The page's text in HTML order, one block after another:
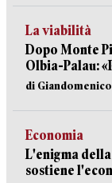
La viabilità
Dopo Monte
Olbia-Palau:
di
Economia
L'enigma
sostiene